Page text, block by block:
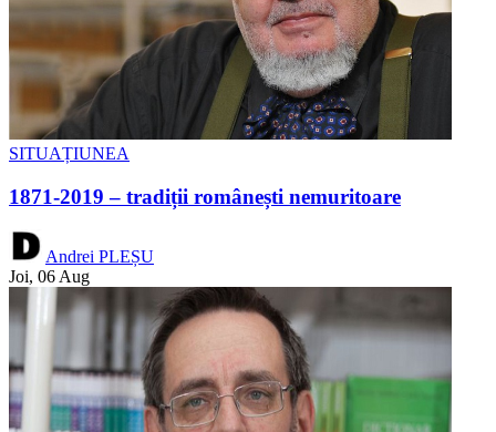
SITUAȚIUNEA
1871-2019 – tradiții românești nemuritoare
Andrei PLEȘU
Joi, 06 Aug